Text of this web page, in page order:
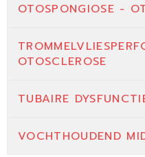
OTOSPONGIOSE -
OTOSCLEROSE
TUBAIRE
VOCHTHOUDEND